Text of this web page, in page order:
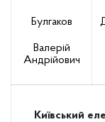
Булгаков
Валерій
Андрійович
Київський